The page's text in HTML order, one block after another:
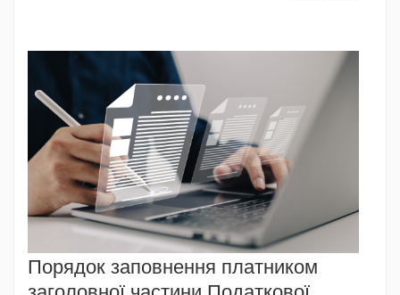
Порядок заповнення платником